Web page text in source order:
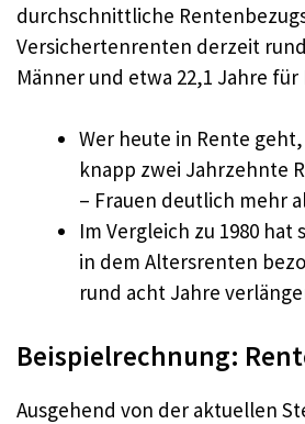
durchschnittliche
Versichertenrenten derzeit
Männer und etwa 22,1 Jahre für
Wer heute in Rente
knapp zwei Jahrzehnte
– Frauen deutlich mehr
Im Vergleich zu 1980
in dem Altersrenten
rund acht Jahre
Beispielrechnung:
Ausgehend von der aktuellen